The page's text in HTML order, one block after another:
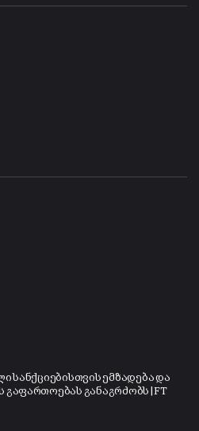
სანქციებისთვის ემზადება და
გაფართოებას განაგრძობს | FT